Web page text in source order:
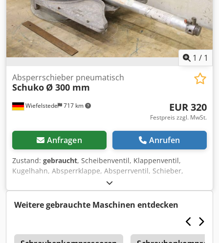
1 / 1
Wiefelstede 717 km
Absperrschieber pneumatisch
Schuko Ø 300 mm
EUR 320
Festpreis zzgl. MwSt.
Anfragen Anrufen
Zustand: gebraucht, Scheibenventil, Klappenventil,
Kugelhahn, Absperrklappe, Absperrventil, Schieber,
Pneumatischer Energiesparschieber -Hersteller: Schuko,
Pneumatischer Absperrschieber Typ 300 -Durchmesser:
300 mm -Ventilantrieb: 220 V , umrüstbar auf 24 V -
Nenndruck: max. 6 bar -Anzahl: 1x Absperrschieber
vorhanden -Preis: pro Stück -Abmessungen: 850/360/H200
mm -Gewicht: 12,1 kg/St. Chsdpfx Alomydm Rjrja
Weitere gebrauchte Maschinen entdecken